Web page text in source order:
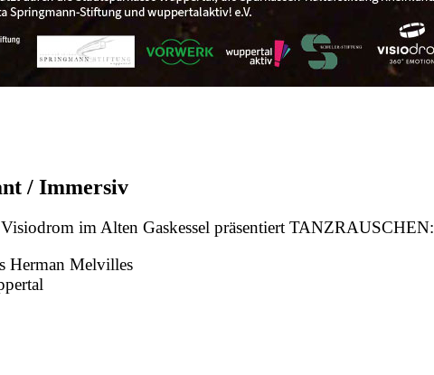
/ Immersiv
im Alten Gaskessel präsentiert TANZRAUSCHEN:
Herman Melvilles